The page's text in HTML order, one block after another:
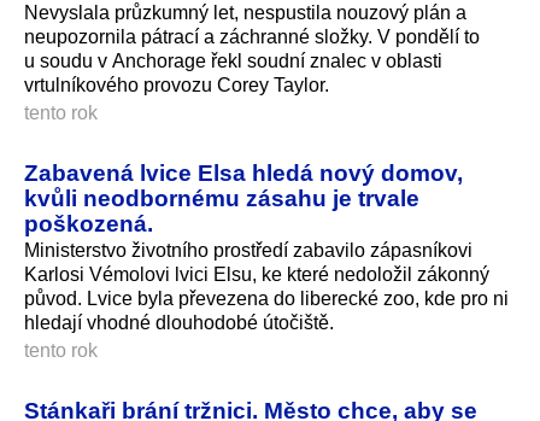
Nevyslala průzkumný let, nespustila nouzový plán a
neupozornila pátrací a záchranné složky. V pondělí to
u soudu v Anchorage řekl soudní znalec v oblasti
vrtulníkového provozu Corey Taylor.
tento rok
Zabavená lvice Elsa hledá nový domov,
kvůli neodbornému zásahu je trvale
poškozená.
Ministerstvo životního prostředí zabavilo zápasníkovi
Karlosi Vémolovi lvici Elsu, ke které nedoložil zákonný
původ. Lvice byla převezena do liberecké zoo, kde pro ni
hledají vhodné dlouhodobé útočiště.
tento rok
Stánkaři brání tržnici. Město chce, aby se